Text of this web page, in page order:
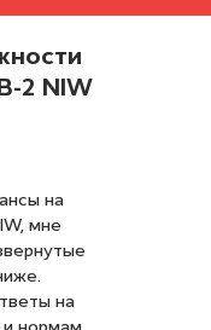
2 NIW
на
мне
на
и нормам